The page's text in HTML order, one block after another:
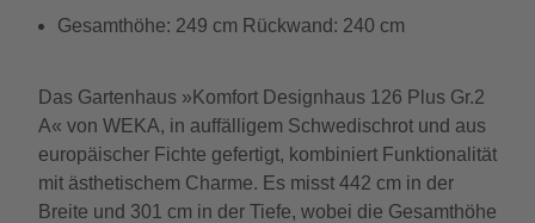
Gesamthöhe: 249 cm Rückwand: 240 cm
Das Gartenhaus »Komfort Designhaus 126 Plus Gr.2
A« von WEKA, in auffälligem Schwedischrot und aus
europäischer Fichte gefertigt, kombiniert Funktionalität
mit ästhetischem Charme. Es misst 442 cm in der
Breite und 301 cm in der Tiefe, wobei die Gesamthöhe